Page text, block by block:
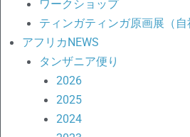
ワークショップ
ティンガティンガ原画展（自
アフリカNEWS
タンザニア便り
2026
2025
2024